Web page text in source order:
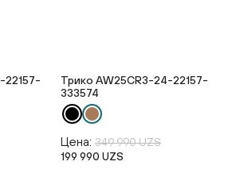
22157-
Трико AW25CR3-24-22157-
333574
Цена: 349 990 UZS
199 990 UZS